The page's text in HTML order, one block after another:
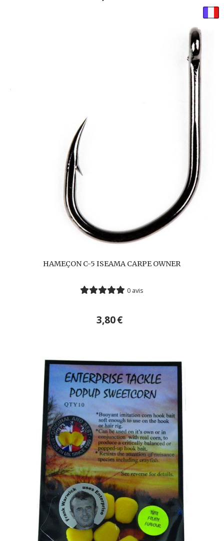
HAMEÇON C-5 ISEAMA CARPE OWNER
0 avis
3,80€